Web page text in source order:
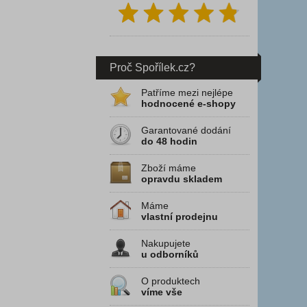
Proč Spořílek.cz?
Patříme mezi nejlépe
hodnocené e-shopy
Garantované dodání
do 48 hodin
Zboží máme
opravdu skladem
Máme
vlastní prodejnu
Nakupujete
u odborníků
O produktech
víme vše